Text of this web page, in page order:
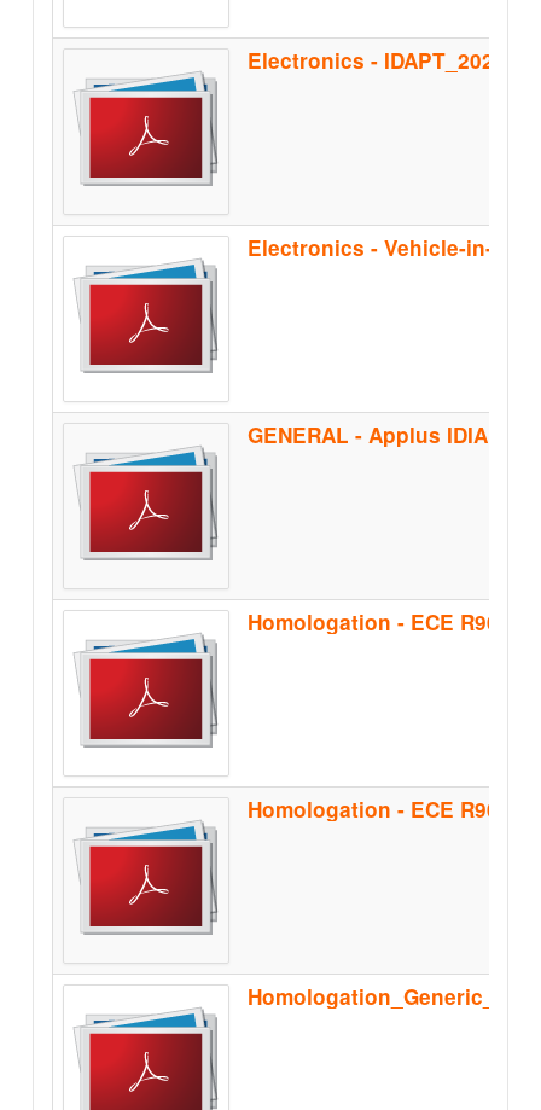
Electronics - IDAPT_2020
Electronics - Vehicle-in-
GENERAL - Applus
Homologation - ECE R90 -